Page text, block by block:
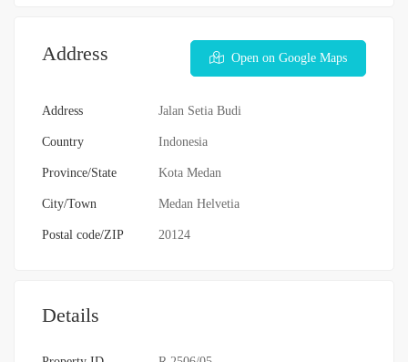
Address Open on Google Maps
Address Jalan Setia Budi
Country Indonesia
Province/State Kota Medan
City/Town Medan Helvetia
Postal code/ZIP 20124
Details